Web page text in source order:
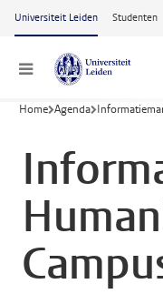
Ga naar hoofdinhoud
Universiteit Leiden Studenten
Menu
Home Agenda